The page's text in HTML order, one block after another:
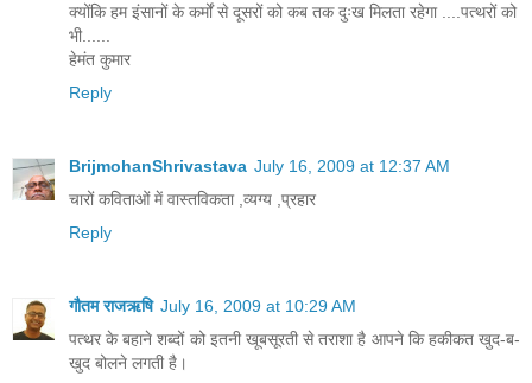
क्योंकि हम इंसानों के कर्मों से दूसरों को कब तक दुःख मिलता रहेगा ....पत्थरों को
भी......
हेमंत कुमार
Reply
BrijmohanShrivastava July 16, 2009 at 12:37 AM
चारों कविताओं में वास्तविकता ,व्यग्य ,प्रहार
Reply
गौतम राजऋषि July 16, 2009 at 10:29 AM
पत्थर के बहाने शब्दों को इतनी खूबसूरती से तराशा है आपने कि हकीकत खुद-ब-
खुद बोलने लगती है।